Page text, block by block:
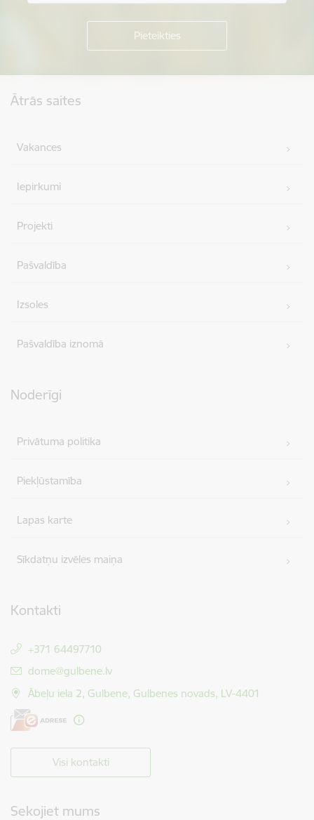
Ātrās saites
Vakances
Iepirkumi
Projekti
Pašvaldība
Izsoles
Pašvaldība iznomā
Noderīgi
Privātuma politika
Piekļūstamība
Lapas karte
Sīkdatņu izvēles maiņa
Kontakti
+371 64497710
E-pasts:
dome@gulbene.lv
Ābeļu iela 2, Gulbene, Gulbenes novads, LV-4401
Visi kontakti
Sekojiet mums